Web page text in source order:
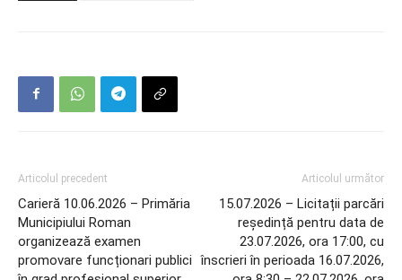
Articolul precedent
Carieră 10.06.2026 – Primăria
Municipiului Roman
organizează examen
promovare funcționari publici
Articolul următor
15.07.2026 – Licitații parcări
reședință pentru data de
23.07.2026, ora 17:00, cu
înscrieri în perioada 16.07.2026,